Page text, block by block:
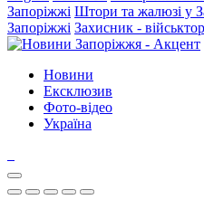
Запоріжжі Штори та жалюзі у
Запоріжжі Захисник -
Новини
Ексклюзив
Фото-відео
Україна